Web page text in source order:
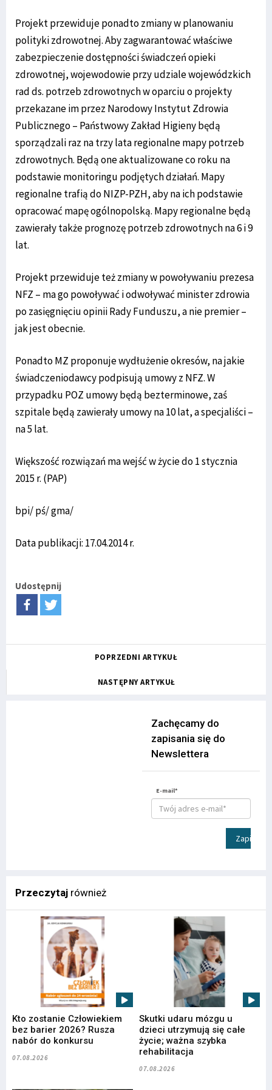
Projekt przewiduje ponadto zmiany w planowaniu
polityki zdrowotnej. Aby zagwarantować właściwe
zabezpieczenie dostępności świadczeń opieki
zdrowotnej, wojewodowie przy udziale wojewódzkich
rad ds. potrzeb zdrowotnych w oparciu o projekty
przekazane im przez Narodowy Instytut Zdrowia
Publicznego – Państwowy Zakład Higieny będą
sporządzali raz na trzy lata regionalne mapy potrzeb
zdrowotnych. Będą one aktualizowane co roku na
podstawie monitoringu podjętych działań. Mapy
regionalne trafią do NIZP-PZH, aby na ich podstawie
opracować mapę ogólnopolską. Mapy regionalne będą
zawierały także prognozę potrzeb zdrowotnych na 6 i 9
lat.
Projekt przewiduje też zmiany w powoływaniu prezesa
NFZ – ma go powoływać i odwoływać minister zdrowia
po zasięgnięciu opinii Rady Funduszu, a nie premier –
jak jest obecnie.
Ponadto MZ proponuje wydłużenie okresów, na jakie
świadczeniodawcy podpisują umowy z NFZ. W
przypadku POZ umowy będą bezterminowe, zaś
szpitale będą zawierały umowy na 10 lat, a specjaliści –
na 5 lat.
Większość rozwiązań ma wejść w życie do 1 stycznia
2015 r. (PAP)
bpi/ pś/ gma/
Data publikacji: 17.04.2014 r.
Udostępnij
POPRZEDNI ARTYKUŁ
NASTĘPNY ARTYKUŁ
Zachęcamy do
zapisania się do
Newslettera
E-mail*
Zapisz
Przeczytaj również
Kto zostanie Człowiekiem
bez barier 2026? Rusza
nabór do konkursu
07.08.2026
Skutki udaru mózgu u
dzieci utrzymują się całe
życie; ważna szybka
rehabilitacja
07.08.2026